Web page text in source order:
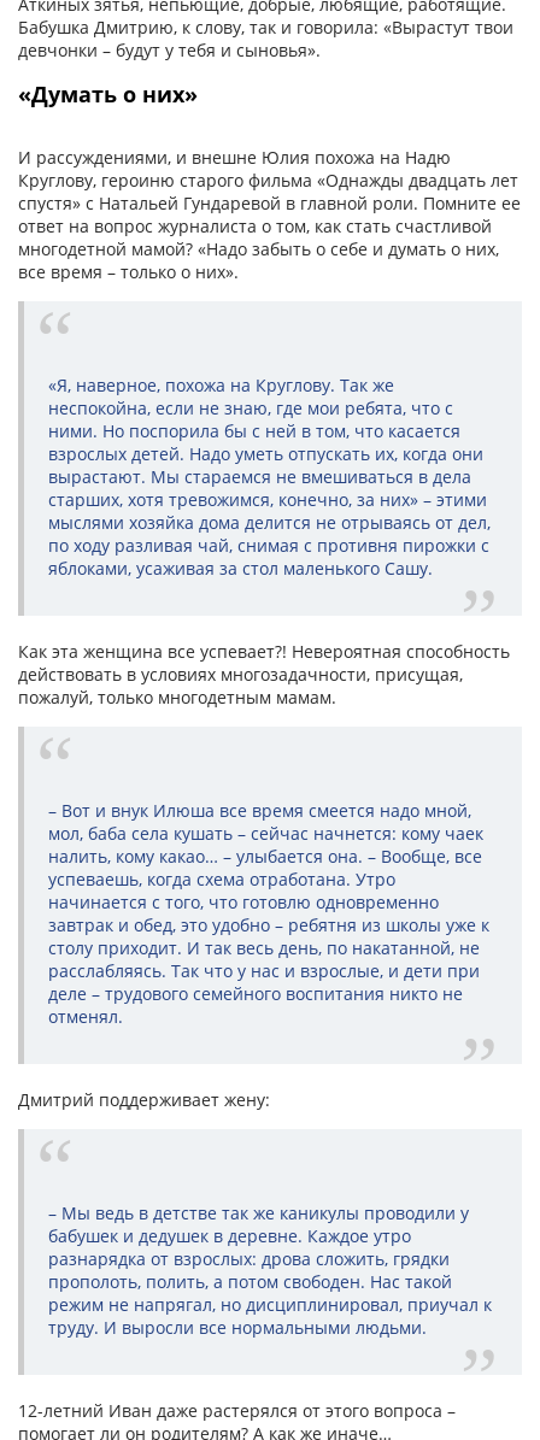
Бабушка Дмитрию, к слову, так и говорила: «Вырастут твои
девчонки – будут у тебя и сыновья».
«Думать о них»
И рассуждениями, и внешне Юлия похожа на Надю
Круглову, героиню старого фильма «Однажды двадцать лет
спустя» с Натальей Гундаревой в главной роли. Помните ее
ответ на вопрос журналиста о том, как стать счастливой
многодетной мамой? «Надо забыть о себе и думать о них,
все время – только о них».
«Я, наверное, похожа на Круглову. Так же
неспокойна, если не знаю, где мои ребята, что с
ними. Но поспорила бы с ней в том, что касается
взрослых детей. Надо уметь отпускать их, когда они
вырастают. Мы стараемся не вмешиваться в дела
старших, хотя тревожимся, конечно, за них» – этими
мыслями хозяйка дома делится не отрываясь от дел,
по ходу разливая чай, снимая с противня пирожки с
яблоками, усаживая за стол маленького Сашу.
Как эта женщина все успевает?! Невероятная способность
действовать в условиях многозадачности, присущая,
пожалуй, только многодетным мамам.
– Вот и внук Илюша все время смеется надо мной,
мол, баба села кушать – сейчас начнется: кому чаек
налить, кому какао… – улыбается она. – Вообще, все
успеваешь, когда схема отработана. Утро
начинается с того, что готовлю одновременно
завтрак и обед, это удобно – ребятня из школы уже к
столу приходит. И так весь день, по накатанной, не
расслабляясь. Так что у нас и взрослые, и дети при
деле – трудового семейного воспитания никто не
отменял.
Дмитрий поддерживает жену:
– Мы ведь в детстве так же каникулы проводили у
бабушек и дедушек в деревне. Каждое утро
разнарядка от взрослых: дрова сложить, грядки
прополоть, полить, а потом свободен. Нас такой
режим не напрягал, но дисциплинировал, приучал к
труду. И выросли все нормальными людьми.
12-летний Иван даже растерялся от этого вопроса –
помогает ли он родителям? А как же иначе…